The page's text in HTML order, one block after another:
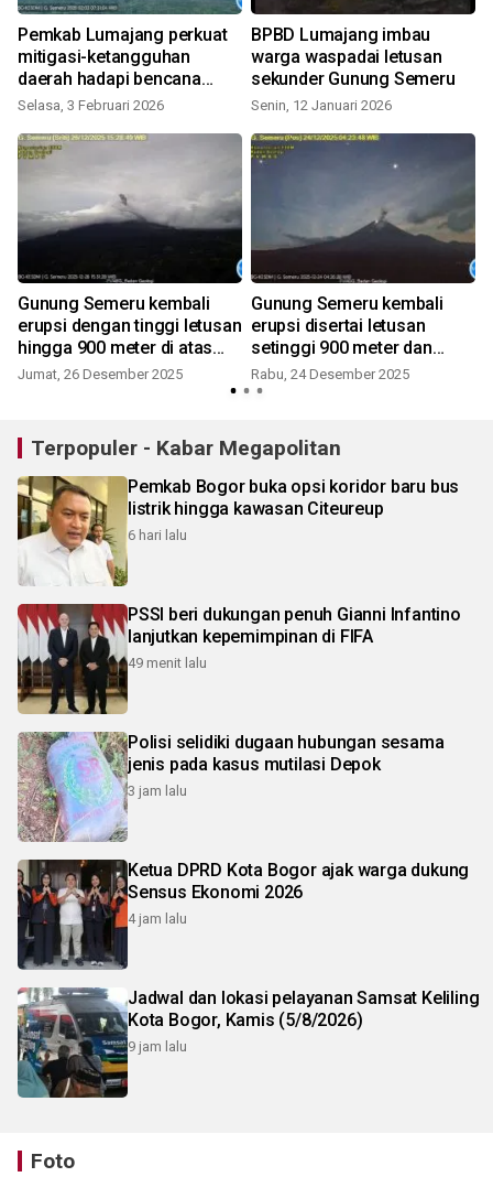
Pemkab Lumajang perkuat
mitigasi-ketangguhan
daerah hadapi bencana
erupsi Semeru
Selasa, 3 Februari 2026
BPBD Lumajang imbau
warga waspadai letusan
sekunder Gunung Semeru
Senin, 12 Januari 2026
Gunung Semeru kembali
erupsi dengan tinggi letusan
hingga 900 meter di atas
puncak
Jumat, 26 Desember 2025
Gunung Semeru kembali
erupsi disertai letusan
setinggi 900 meter dan
suara gemuruh
Rabu, 24 Desember 2025
Terpopuler - Kabar Megapolitan
Pemkab Bogor buka opsi koridor baru bus
listrik hingga kawasan Citeureup
6 hari lalu
PSSI beri dukungan penuh Gianni Infantino
lanjutkan kepemimpinan di FIFA
49 menit lalu
Polisi selidiki dugaan hubungan sesama
jenis pada kasus mutilasi Depok
3 jam lalu
Ketua DPRD Kota Bogor ajak warga dukung
Sensus Ekonomi 2026
4 jam lalu
Jadwal dan lokasi pelayanan Samsat Keliling
Kota Bogor, Kamis (5/8/2026)
9 jam lalu
Foto